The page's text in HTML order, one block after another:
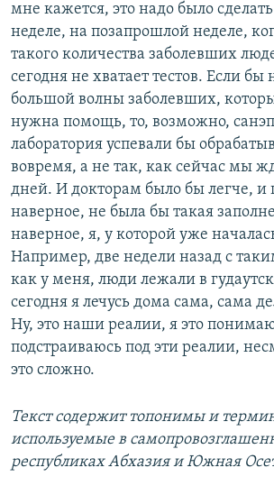
мне кажется, это надо было
неделе, на позапрошлой неделе,
такого количества заболевших
сегодня не хватает тестов. Если бы
большой волны заболевших,
нужна помощь, то, возможно,
лаборатория успевали бы
вовремя, а не так, как сейчас мы
дней. И докторам было бы легче, и
наверное, не была бы такая
наверное, я, у которой уже
Например, две недели назад с
как у меня, люди лежали в
сегодня я лечусь дома сама, сама
Ну, это наши реалии, я это
подстраиваюсь под эти реалии,
это сложно.
Текст содержит топонимы и
используемые в
республиках Абхазия и Южная